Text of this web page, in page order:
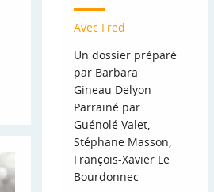
Avec Fred
Un dossier préparé
par Barbara
Gineau Delyon
Parrainé par
Guénolé Valet,
Stéphane Masson,
François-Xavier Le
Bourdonnec